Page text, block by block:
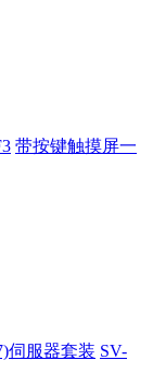
带按键触摸屏一
伺服器套装 SV-